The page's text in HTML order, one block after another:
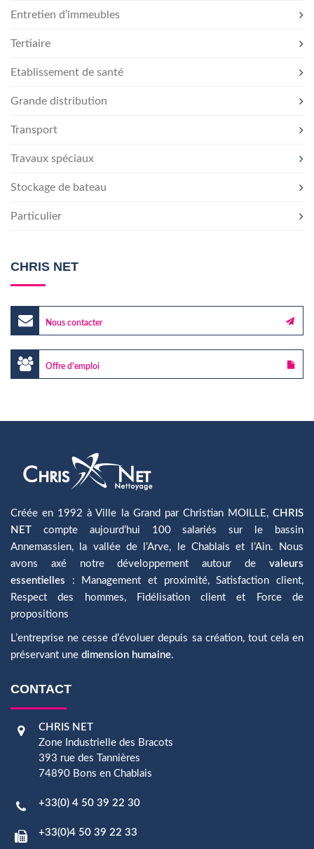
Entretien d’immeubles
Tertiaire
Etablissement de santé
Grande distribution
Transport
Travaux spéciaux
Stockage de bateau
Particulier
CHRIS NET
Nous contacter
Offre d'emploi
Créée en 1992 à Ville la Grand par Christian MOILLE, CHRIS
NET compte aujourd’hui 100 salariés sur le bassin
Annemassien, la vallée de l’Arve, le Chablais et l’Ain. Nous
avons axé notre développement autour de valeurs
essentielles : Management et proximité, Satisfaction client,
Respect des hommes, Fidélisation client et Force de
propositions
L’entreprise ne cesse d’évoluer depuis sa création, tout cela en
préservant une dimension humaine.
CONTACT
CHRIS NET
Zone Industrielle des Bracots
393 rue des Tannières
74890 Bons en Chablais
+33(0) 4 50 39 22 30
+33(0)4 50 39 22 33